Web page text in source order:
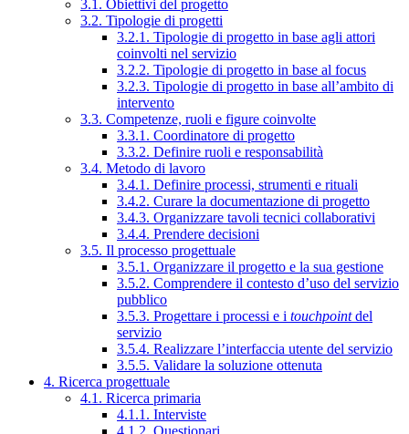
3.1. Obiettivi del progetto
3.2. Tipologie di progetti
3.2.1. Tipologie di progetto in base agli attori
coinvolti nel servizio
3.2.2. Tipologie di progetto in base al focus
3.2.3. Tipologie di progetto in base all’ambito di
intervento
3.3. Competenze, ruoli e figure coinvolte
3.3.1. Coordinatore di progetto
3.3.2. Definire ruoli e responsabilità
3.4. Metodo di lavoro
3.4.1. Definire processi, strumenti e rituali
3.4.2. Curare la documentazione di progetto
3.4.3. Organizzare tavoli tecnici collaborativi
3.4.4. Prendere decisioni
3.5. Il processo progettuale
3.5.1. Organizzare il progetto e la sua gestione
3.5.2. Comprendere il contesto d’uso del servizio
pubblico
3.5.3. Progettare i processi e i touchpointdel
servizio
3.5.4. Realizzare l’interfaccia utente del servizio
3.5.5. Validare la soluzione ottenuta
4. Ricerca progettuale
4.1. Ricerca primaria
4.1.1. Interviste
4.1.2. Questionari